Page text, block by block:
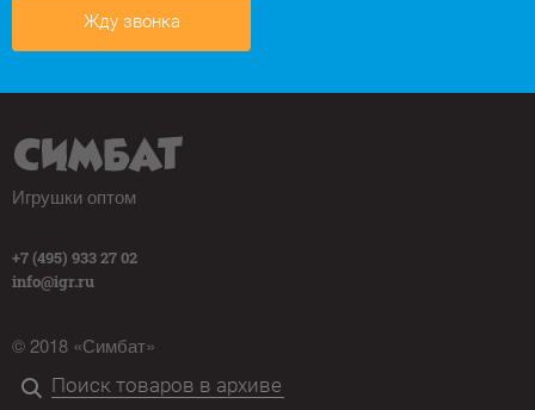
Жду звонка
Игрушки оптом
+7 (495) 933 27 02
info@igr.ru
© 2018 «Симбат»